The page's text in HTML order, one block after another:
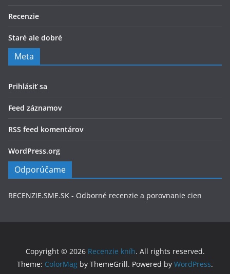
Recenzie
Staré ale dobré
Meta
Prihlásiť sa
Feed záznamov
RSS feed komentárov
WordPress.org
Odporúčame
RECENZIE.SME.SK - Odborné recenzie a porovnanie cien
Copyright © 2026 Recenzie kníh. All rights reserved.
Theme: ColorMag by ThemeGrill. Powered by WordPress.